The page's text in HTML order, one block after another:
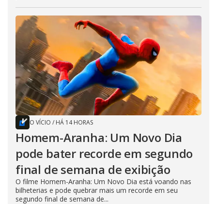
O VÍCIO / HÁ 14 HORAS
Homem-Aranha: Um Novo Dia
pode bater recorde em segundo
final de semana de exibição
O filme Homem-Aranha: Um Novo Dia está voando nas
bilheterias e pode quebrar mais um recorde em seu
segundo final de semana de...